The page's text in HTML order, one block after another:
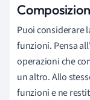
Puoi considerare
funzioni. Pensa
operazioni che
un altro. Allo
funzioni e ne